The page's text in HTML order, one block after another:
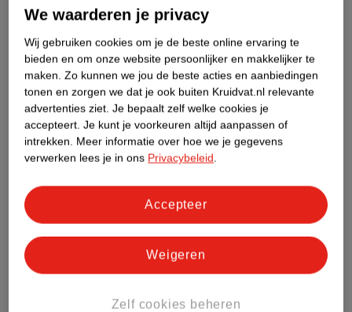
Productinformatie
Nature Impact Score
Dit product heeft (nog) geen Nature
Impact Score.
Meer informatie
Bestel & Bezorginformatie
Bekijk ook
We waarderen je privacy
Wij gebruiken cookies om je de beste online ervaring te
bieden en om onze website persoonlijker en makkelijker te
maken. Zo kunnen we jou de beste acties en aanbiedingen
tonen en zorgen we dat je ook buiten Kruidvat.nl relevante
advertenties ziet. Je bepaalt zelf welke cookies je
accepteert. Je kunt je voorkeuren altijd aanpassen of
intrekken. Meer informatie over hoe we je gegevens
verwerken lees je in ons Privacybeleid.
Zelf cookies beheren
Weigeren
Accepteer